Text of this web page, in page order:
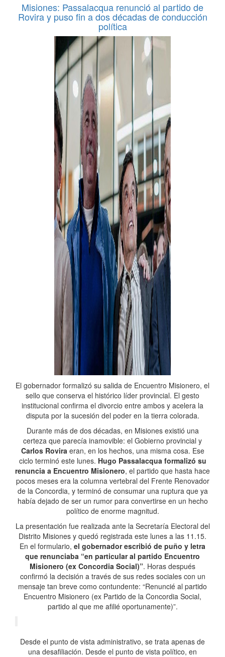
Misiones: Passalacqua renunció al partido de
Rovira y puso fin a dos décadas de conducción
política
El gobernador formalizó su salida de Encuentro Misionero, el
sello que conserva el histórico líder provincial. El gesto
institucional confirma el divorcio entre ambos y acelera la
disputa por la sucesión del poder en la tierra colorada.
Durante más de dos décadas, en Misiones existió una
certeza que parecía inamovible: el Gobierno provincial y
Carlos Roviraeran, en los hechos, una misma cosa. Ese
ciclo terminó este lunes. Hugo Passalacqua formalizó su
renuncia a Encuentro Misionero, el partido que hasta hace
pocos meses era la columna vertebral del Frente Renovador
de la Concordia, y terminó de consumar una ruptura que ya
había dejado de ser un rumor para convertirse en un hecho
político de enorme magnitud.
La presentación fue realizada ante la Secretaría Electoral del
Distrito Misiones y quedó registrada este lunes a las 11.15.
En el formulario, el gobernador escribió de puño y letra
que renunciaba “en particular al partido Encuentro
Misionero (ex Concordia Social)”. Horas después
confirmó la decisión a través de sus redes sociales con un
mensaje tan breve como contundente: “Renuncié al partido
Encuentro Misionero (ex Partido de la Concordia Social,
partido al que me afilié oportunamente)”.
Desde el punto de vista administrativo, se trata apenas de
una desafiliación. Desde el punto de vista político, en